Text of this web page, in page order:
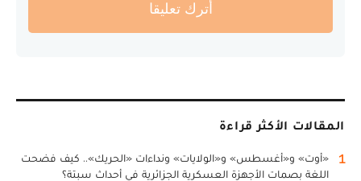
أترك تعليقا
المقالات الأكثر قراءة
1
«أوت» و«أغسطس» و«الولايات» ونداءات «الحريك».. كيف فضحت
اللغة بصمات الأجهزة العسكرية الجزائرية في أحداث سبتة؟